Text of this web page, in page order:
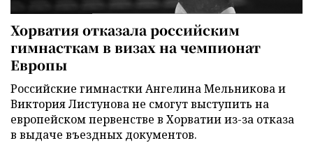
Хорватия отказала российским
гимнасткам в визах на чемпионат
Европы
Российские гимнастки Ангелина Мельникова и
Виктория Листунова не смогут выступить на
европейском первенстве в Хорватии из-за отказа
в выдаче въездных документов.